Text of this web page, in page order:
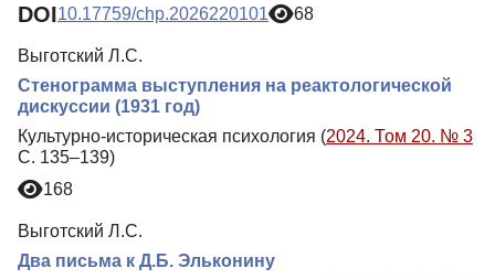
DOI10.17759/chp.2026220101 68
Выготский Л.С.
Стенограмма выступления на реактологической
дискуссии (1931 год)
Культурно-историческая психология (2024. Том 20. № 3
С. 135–139)
168
Выготский Л.С.
Два письма к Д.Б. Эльконину